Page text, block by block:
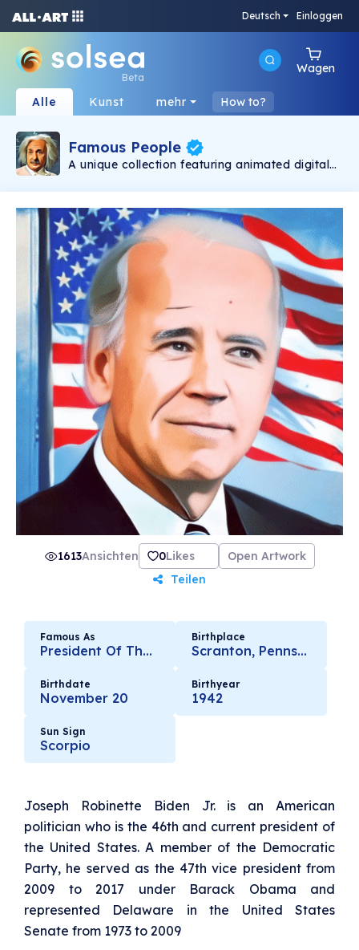
Deutsch Einloggen
Beta
Wagen
Alle Kunst mehr How to?
Famous People
A unique collection featuring animated digital
from most loved to most hated. A collection
contribution to this world. People that shaped
the world as we know it today. Each portrait is
carefully designed and animated by a small
team of enthusiasts.
1613Ansichten 0Likes
Open Artwork
Teilen
Famous As
President Of The United States
Birthplace
Scranton, Pennsylvania, United States
Birthdate
November 20
Birthyear
1942
Sun Sign
Scorpio
Joseph Robinette Biden Jr. is an American
politician who is the 46th and current president of
the United States. A member of the Democratic
Party, he served as the 47th vice president from
2009 to 2017 under Barack Obama and
represented Delaware in the United States
Senate from 1973 to 2009